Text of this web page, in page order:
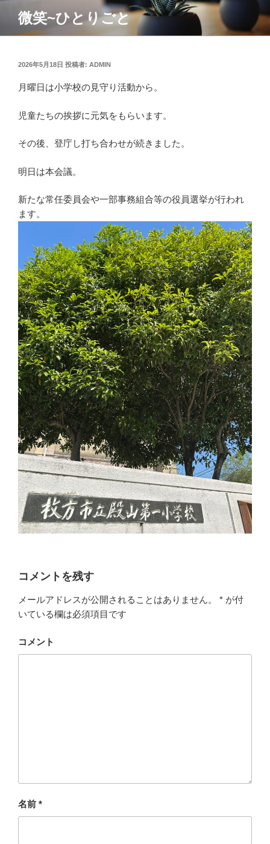
テ
微笑~ひとりごと
投
日:
2026年5月18日 投稿者: ADMIN
月曜日は小学校の見守り活動から。
児童たちの挨拶に元気をもらいます。
その後、登庁し打ち合わせが続きました。
明日は本会議。
新たな常任委員会や一部事務組合等の役員選挙が行われ
ます。
コメントを残す
メールアドレスが公開されることはありません。 * が付
いている欄は必須項目です
コメント
名前 *